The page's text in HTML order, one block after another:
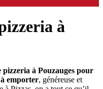
à
pizzeria à Pouzauges pour
emporter, généreuse et